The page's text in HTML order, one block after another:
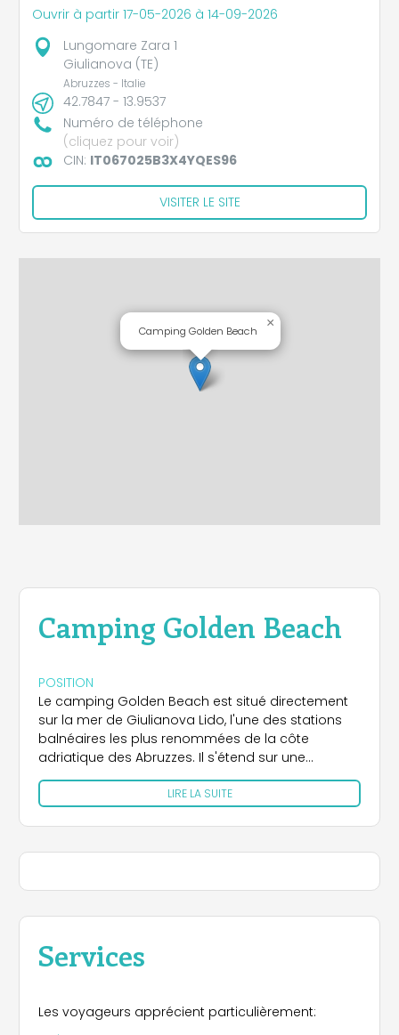
Camping Golden Beach
POSITION
Le camping Golden Beach est situé directement
sur la mer de Giulianova Lido, l'une des stations
balnéaires les plus renommées de la côte
adriatique des Abruzzes. Il s'étend sur une
superficie de 15 000 mètres carrés, entourée d'une
grande peupleraie qui garantit l'ombre et la
fraîcheur naturelle. Les plages, larges et
sablonneuses, sont situées juste à l'extérieur du
camping, sans aucune barrière. Le centre ville se
grâce aux liaisons de bus du service municipal. Sa
bord de la mer, mais aussi pour ceux qui
souhaitent explorer les environs.
Le complexe offre différents types d'hébergement.
LIRE LA SUITE
Services
Les voyageurs apprécient particulièrement:
Ouvrir à partir 17-05-2026 à 14-09-2026
Lungomare Zara 1
Giulianova (TE)
Abruzzes - Italie
42.7847 - 13.9537
Numéro de téléphone
(cliquez pour voir)
CIN: IT067025B3X4YQES96
VISITER LE SITE
Camping Golden Beach
×